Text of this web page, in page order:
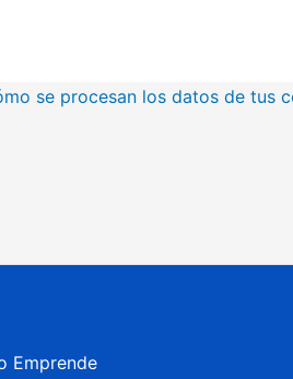
se procesan los datos de tus
Emprende